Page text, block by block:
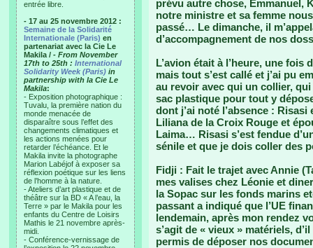
entrée libre.
- 17 au 25 novembre 2012 :
Semaine de la Solidarité
Internationale (Paris) en
partenariat avec la Cie Le
Makila / - From November
17th to 25th : International
Solidarity Week (Paris) in
partnership with la Cie Le
Makila:
- Exposition photographique :
Tuvalu, la première nation du
monde menacée de
disparaître sous l’effet des
changements climatiques et
les actions menées pour
retarder l’échéance. Et le
Makila invite la photographe
Marion Labéjof à exposer sa
réflexion poétique sur les liens
de l’homme à la nature.
- Ateliers d’art plastique et de
théâtre sur la BD « A l’eau, la
Terre » par le Makila pour les
enfants du Centre de Loisirs
Mathis le 21 novembre après-
midi.
- Conférence-vernissage de
prévu autre chose,
notre ministre et sa femme
passé… Le dimanche, il
d’accompagnement de nos
L’avion était à l’heure, une
mais tout s’est callé et j’ai pu
au revoir avec qui un collier,
sac plastique pour tout y
dont j’ai noté l’absence :
Liliana de la Croix Rouge et
Laima… Risasi s’est fendue
sénile et que je dois coller des
Fidji : Fait le trajet avec Annie
mes valises chez Léonie et
la Sopac sur les fonds marins
passant a indiqué que l’UE
lendemain, après mon rendez
s’agit de « vieux » matériels,
permis de déposer nos